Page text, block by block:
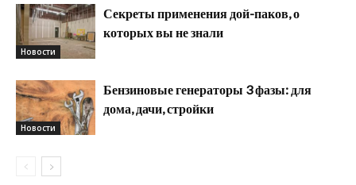
Новости
Секреты применения дой-паков, о
которых вы не знали
Новости
Бензиновые генераторы 3 фазы: для
дома, дачи, стройки